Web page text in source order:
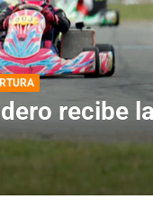
para la